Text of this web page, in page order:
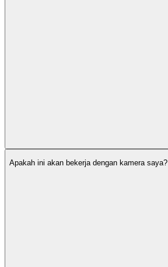
Apakah ini akan bekerja dengan kamera saya?